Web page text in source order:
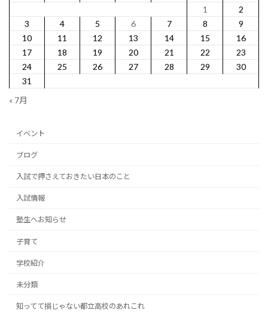
1
2
3
4 5 6 7 8
9
10
11 12 13 14 15
16
17
18 19 20 21 22
23
24
25 26 27 28 29
30
31
« 7月
イベント
ブログ
入試で押さえておきたい日本のこと
入試情報
塾生へお知らせ
子育て
学校紹介
未分類
知ってて損じゃない都立高校のあれこれ